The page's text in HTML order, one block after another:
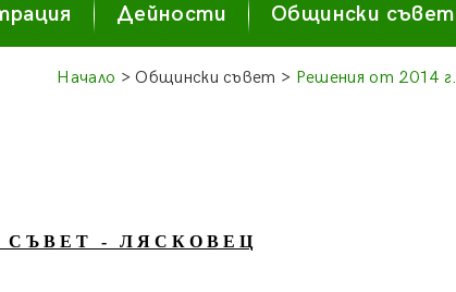
Дейности Общински съвет
Начало > Общински съвет > Решения от 2014 г.
Ъ В Е Т - Л Я С К О В Е Ц